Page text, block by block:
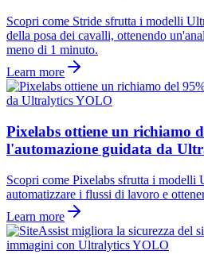
Scopri come Stride sfrutta i modelli
della posa dei cavalli, ottenendo
meno di 1 minuto.
Learn more
Pixelabs ottiene un richiamo
l'automazione guidata da
Scopri come Pixelabs sfrutta i
automatizzare i flussi di lavoro e
Learn more